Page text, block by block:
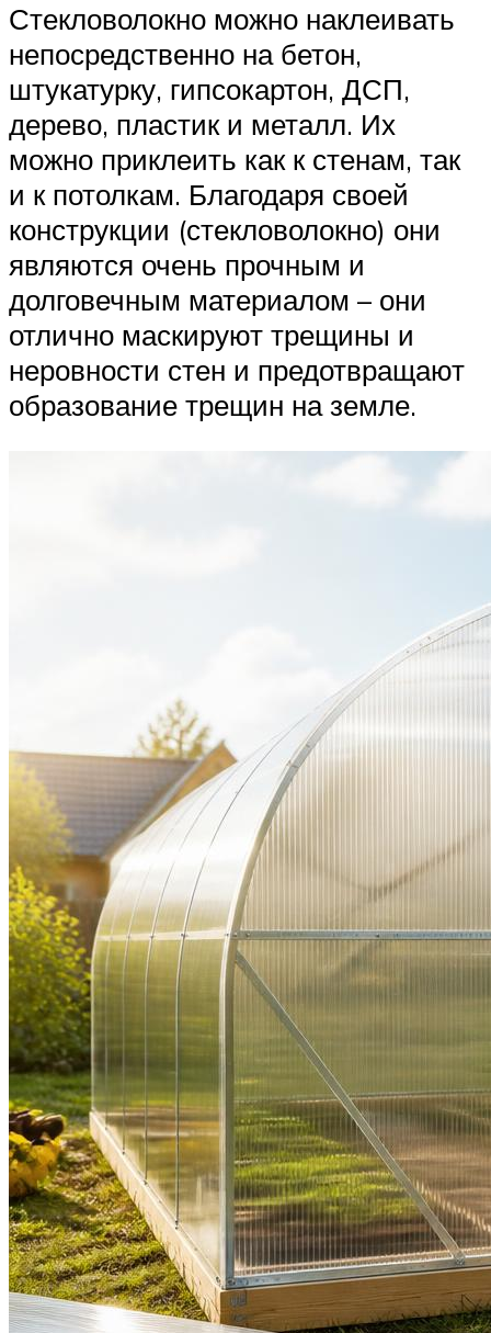
Стекловолокно можно наклеивать
непосредственно на бетон,
штукатурку, гипсокартон, ДСП,
дерево, пластик и металл. Их
можно приклеить как к стенам, так
и к потолкам. Благодаря своей
конструкции (стекловолокно) они
являются очень прочным и
долговечным материалом – они
отлично маскируют трещины и
неровности стен и предотвращают
образование трещин на земле.